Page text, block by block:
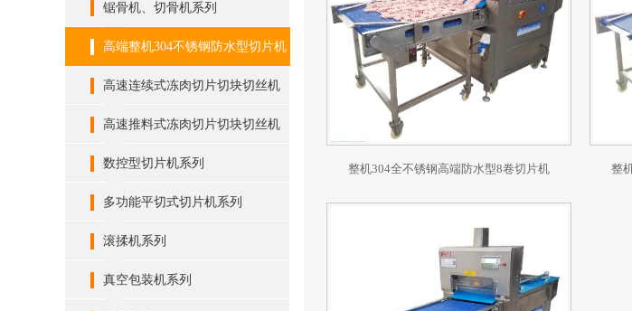
锯骨机、切骨机系列
高端整机304不锈钢防水型切片机
系列
高速连续式冻肉切片切块切丝机
高速推料式冻肉切片切块切丝机
数控型切片机系列
多功能平切式切片机系列
滚揉机系列
真空包装机系列
整机304全不锈钢高端防水型8卷切片机 整